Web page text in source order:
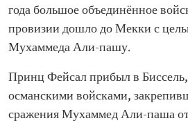
года большое объединённое
провизии дошло до Мекки с
Мухаммеда Али-пашу.
Принц Фейсал прибыл в Биссель,
османскими войсками,
сражения Мухаммед Али-паша